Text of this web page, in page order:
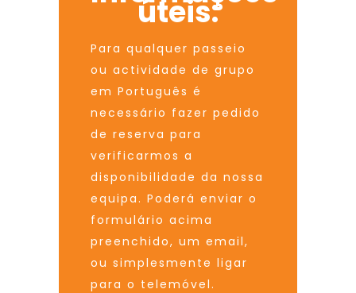
úteis:
Para qualquer passeio
ou actividade de grupo
em Português é
necessário fazer pedido
de reserva para
verificarmos a
disponibilidade da nossa
equipa. Poderá enviar o
formulário acima
preenchido, um email,
ou simplesmente ligar
para o telemóvel.